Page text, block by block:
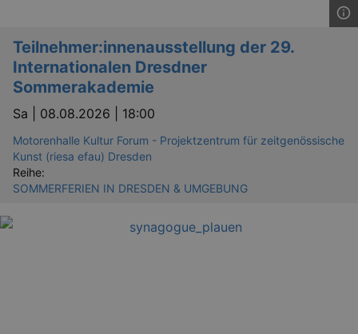
Teilnehmer:innenausstellung der 29.
Internationalen Dresdner
Sommerakademie
Sa | 08.08.2026 | 18:00
Motorenhalle Kultur Forum - Projektzentrum für zeitgenössische
Kunst (riesa efau) Dresden
Reihe:
SOMMERFERIEN IN DRESDEN & UMGEBUNG